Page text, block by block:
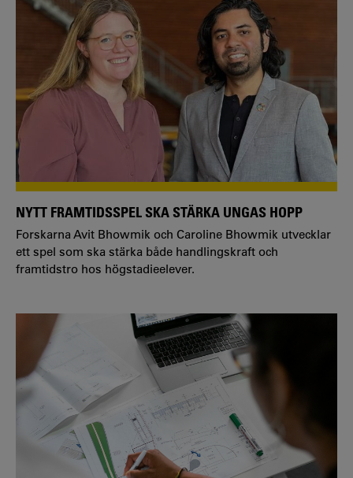
NYTT FRAMTIDSSPEL SKA STÄRKA UNGAS HOPP
Forskarna Avit Bhowmik och Caroline Bhowmik utvecklar
ett spel som ska stärka både handlingskraft och
framtidstro hos högstadieelever.